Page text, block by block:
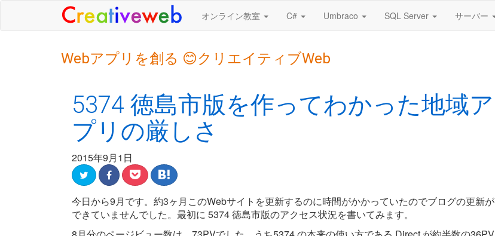
オンライン教室 C# Umbraco SQL Server サーバー
Webアプリを創る 😊クリエイティブWeb
5374 徳島市版を作ってわかった地域ア
プリの厳しさ
2015年9月1日
今日から9月です。約3ヶ月このWebサイトを更新するのに時間がかかっていたのでブログの更新が
できていませんでした。最初に 5374 徳島市版のアクセス状況を書いてみます。